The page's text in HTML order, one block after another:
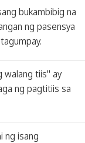
bukambibig na
ng pasensya
walang tiis" ay
ng pagtitiis sa
ng isang